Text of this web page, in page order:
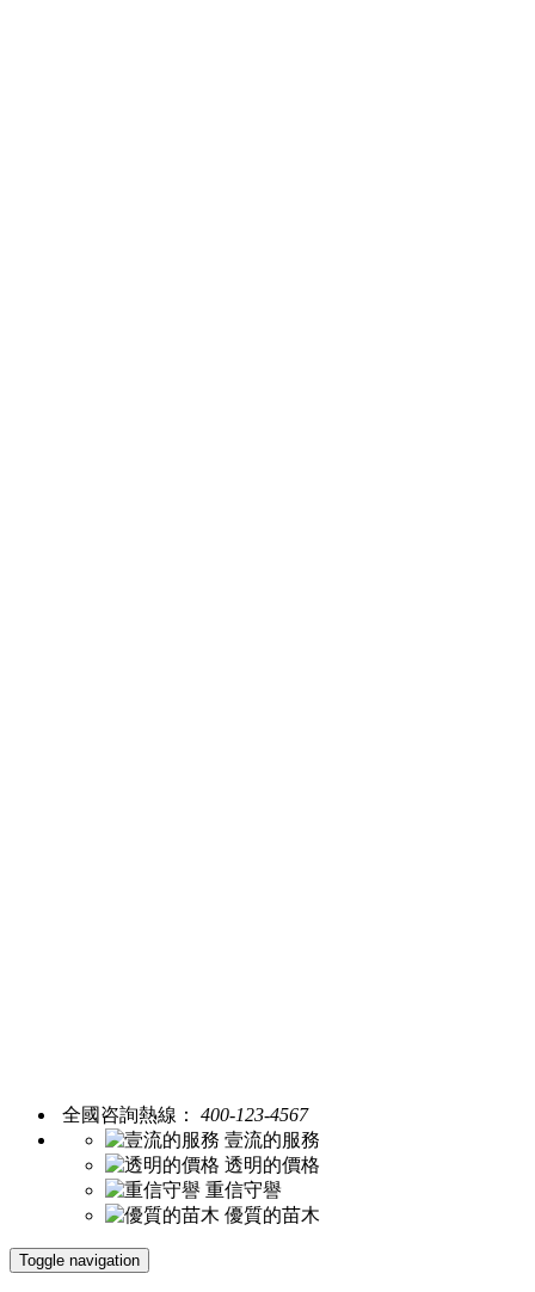
全國咨詢熱線： 400-123-4567
壹流的服務
透明的價格
重信守譽
優質的苗木
Toggle navigation